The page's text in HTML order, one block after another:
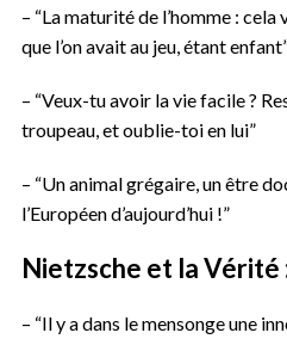
– “La maturité de l’homme :
que l’on avait au jeu, étant
– “Veux-tu avoir la vie facile ?
troupeau, et oublie-toi en lui”
– “Un animal grégaire, un être
l’Européen d’aujourd’hui !”
Nietzsche et laVérité
– “Il y a dans le mensonge une